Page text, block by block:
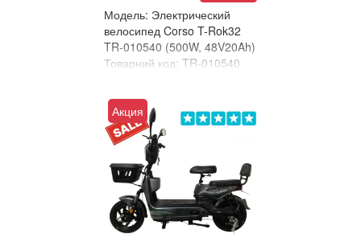
Модель: Электрический
велосипед Corso T-Rok32
TR-010540 (500W, 48V20Ah)
Товарний код: TR-010540
Порівняти
Електричний велосипед
Corso T-Rok32 – комфорт і
потужність в одній моделі
Corso T-Rok32 – це суча...
Акция